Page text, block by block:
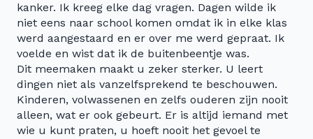
kanker. Ik kreeg elke dag vragen. Dagen wilde ik
niet eens naar school komen omdat ik in elke klas
werd aangestaard en er over me werd gepraat. Ik
voelde en wist dat ik de buitenbeentje was.
Dit meemaken maakt u zeker sterker. U leert
dingen niet als vanzelfsprekend te beschouwen.
Kinderen, volwassenen en zelfs ouderen zijn nooit
alleen, wat er ook gebeurt. Er is altijd iemand met
wie u kunt praten, u hoeft nooit het gevoel te